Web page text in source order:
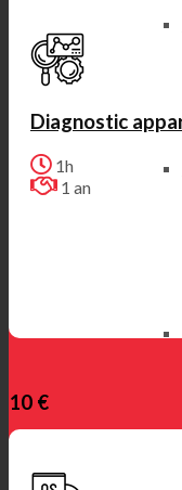
Diagnostic
1h
1 an
10 €